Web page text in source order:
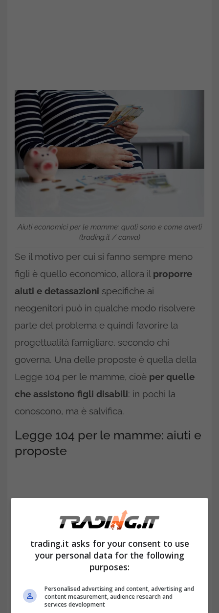
Aiuti economici per le mamme: quali sono e come averli
(trading.it / canva)
Se il motivo per cui si fanno sempre meno
figli è quello economico, allora il proporre
aiuti e detassazioni specifiche ai
neogenitori può in qualche modo risolvere
parte del problema e quindi favorire la
progettualità famigliare, secondo chi
governa. Una delle proposte è quella della
Legge 104 per le mamme, cioè per quelle
che assistono figli disabili: in pochi la
conoscono, ma è salvifica.
Legge 104 per le mamme: aiuti e
proposte
LaLegge 104 per le mammeè riferita a
trading.it asks for your consent to use
your personal data for the following
purposes:
Personalised advertising and content, advertising and
content measurement, audience research and
services development